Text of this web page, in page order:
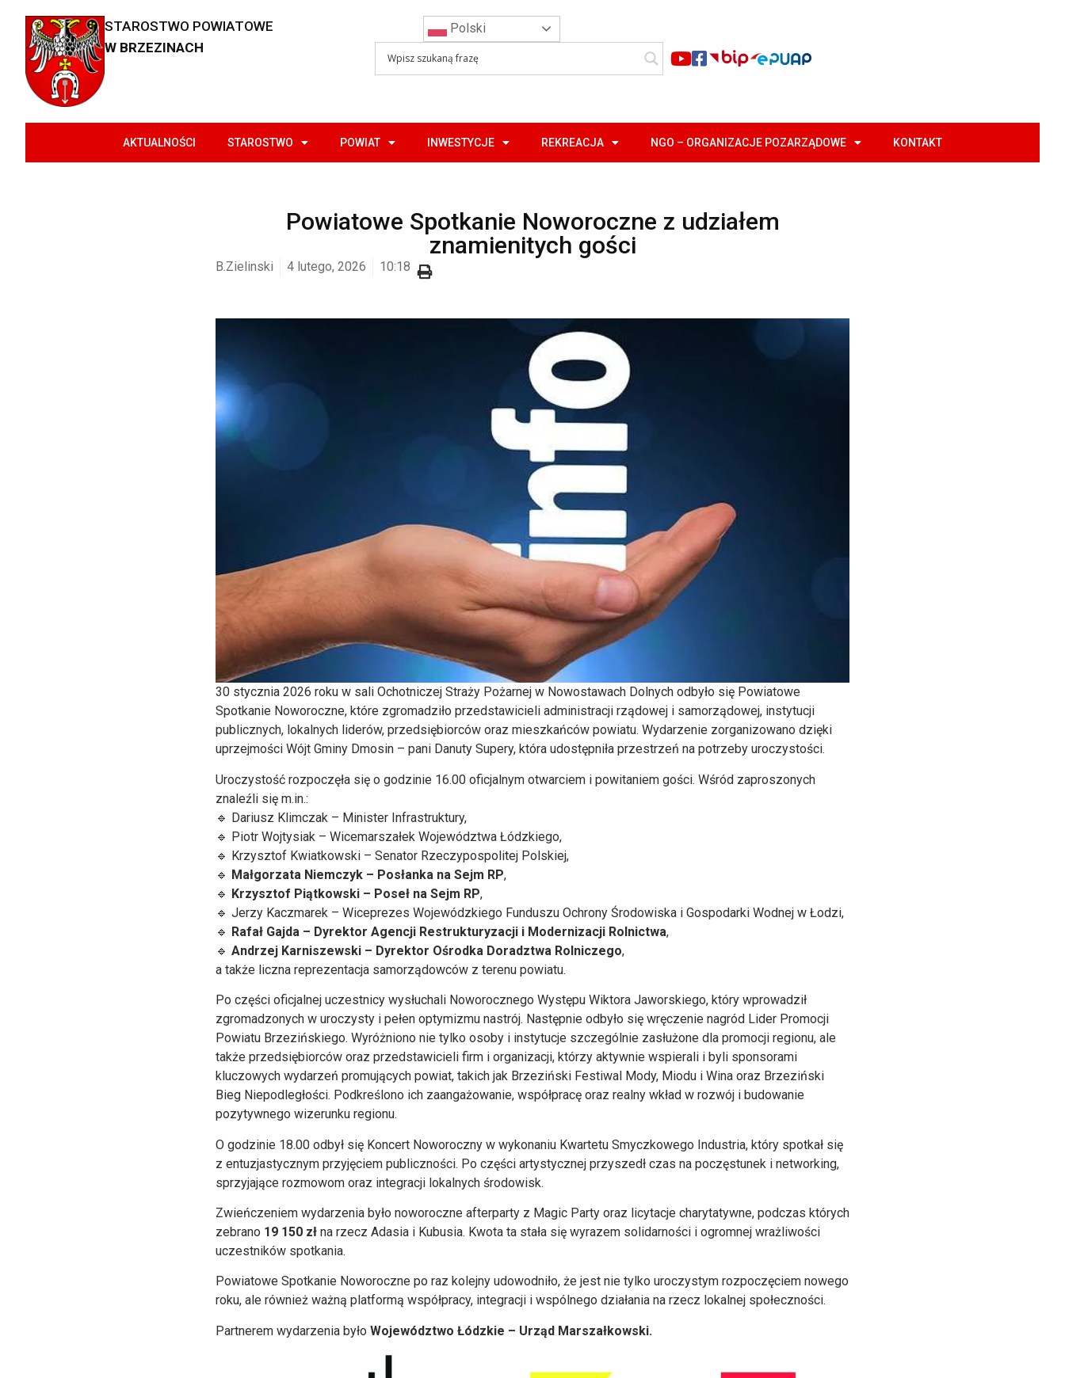
STAROSTWO POWIATOWE
W BRZEZINACH
Polski
AKTUALNOŚCI STAROSTWO POWIAT INWESTYCJE REKREACJA NGO – ORGANIZACJE POZARZĄDOWE KONTAKT
Powiatowe Spotkanie Noworoczne z udziałem
znamienitych gości
B.Zielinski 4 lutego, 2026 10:18
30 stycznia 2026 roku w sali Ochotniczej Straży Pożarnej w Nowostawach Dolnych odbyło się Powiatowe
Spotkanie Noworoczne, które zgromadziło przedstawicieli administracji rządowej i samorządowej, instytucji
publicznych, lokalnych liderów, przedsiębiorców oraz mieszkańców powiatu. Wydarzenie zorganizowano dzięki
uprzejmości Wójt Gminy Dmosin – pani Danuty Supery, która udostępniła przestrzeń na potrzeby uroczystości.
Uroczystość rozpoczęła się o godzinie 16.00 oficjalnym otwarciem i powitaniem gości. Wśród zaproszonych
znaleźli się m.in.:
🔹 Dariusz Klimczak – Minister Infrastruktury,
🔹 Piotr Wojtysiak – Wicemarszałek Województwa Łódzkiego,
🔹 Krzysztof Kwiatkowski – Senator Rzeczypospolitej Polskiej,
🔹 Małgorzata Niemczyk – Posłanka na Sejm RP,
🔹 Krzysztof Piątkowski – Poseł na Sejm RP,
🔹 Jerzy Kaczmarek – Wiceprezes Wojewódzkiego Funduszu Ochrony Środowiska i Gospodarki Wodnej w Łodzi,
🔹 Rafał Gajda – Dyrektor Agencji Restrukturyzacji i Modernizacji Rolnictwa,
🔹 Andrzej Karniszewski – Dyrektor Ośrodka Doradztwa Rolniczego,
a także liczna reprezentacja samorządowców z terenu powiatu.
Po części oficjalnej uczestnicy wysłuchali Noworocznego Występu Wiktora Jaworskiego, który wprowadził
zgromadzonych w uroczysty i pełen optymizmu nastrój. Następnie odbyło się wręczenie nagród Lider Promocji
Powiatu Brzezińskiego. Wyróżniono nie tylko osoby i instytucje szczególnie zasłużone dla promocji regionu, ale
także przedsiębiorców oraz przedstawicieli firm i organizacji, którzy aktywnie wspierali i byli sponsorami
kluczowych wydarzeń promujących powiat, takich jak Brzeziński Festiwal Mody, Miodu i Wina oraz Brzeziński
Bieg Niepodległości. Podkreślono ich zaangażowanie, współpracę oraz realny wkład w rozwój i budowanie
pozytywnego wizerunku regionu.
O godzinie 18.00 odbył się Koncert Noworoczny w wykonaniu Kwartetu Smyczkowego Industria, który spotkał się
z entuzjastycznym przyjęciem publiczności. Po części artystycznej przyszedł czas na poczęstunek i networking,
sprzyjające rozmowom oraz integracji lokalnych środowisk.
Zwieńczeniem wydarzenia było noworoczne afterparty z Magic Party oraz licytacje charytatywne, podczas których
zebrano 19 150 zł na rzecz Adasia i Kubusia. Kwota ta stała się wyrazem solidarności i ogromnej wrażliwości
uczestników spotkania.
Powiatowe Spotkanie Noworoczne po raz kolejny udowodniło, że jest nie tylko uroczystym rozpoczęciem nowego
roku, ale również ważną platformą współpracy, integracji i wspólnego działania na rzecz lokalnej społeczności.
Partnerem wydarzenia było Województwo Łódzkie – Urząd Marszałkowski.